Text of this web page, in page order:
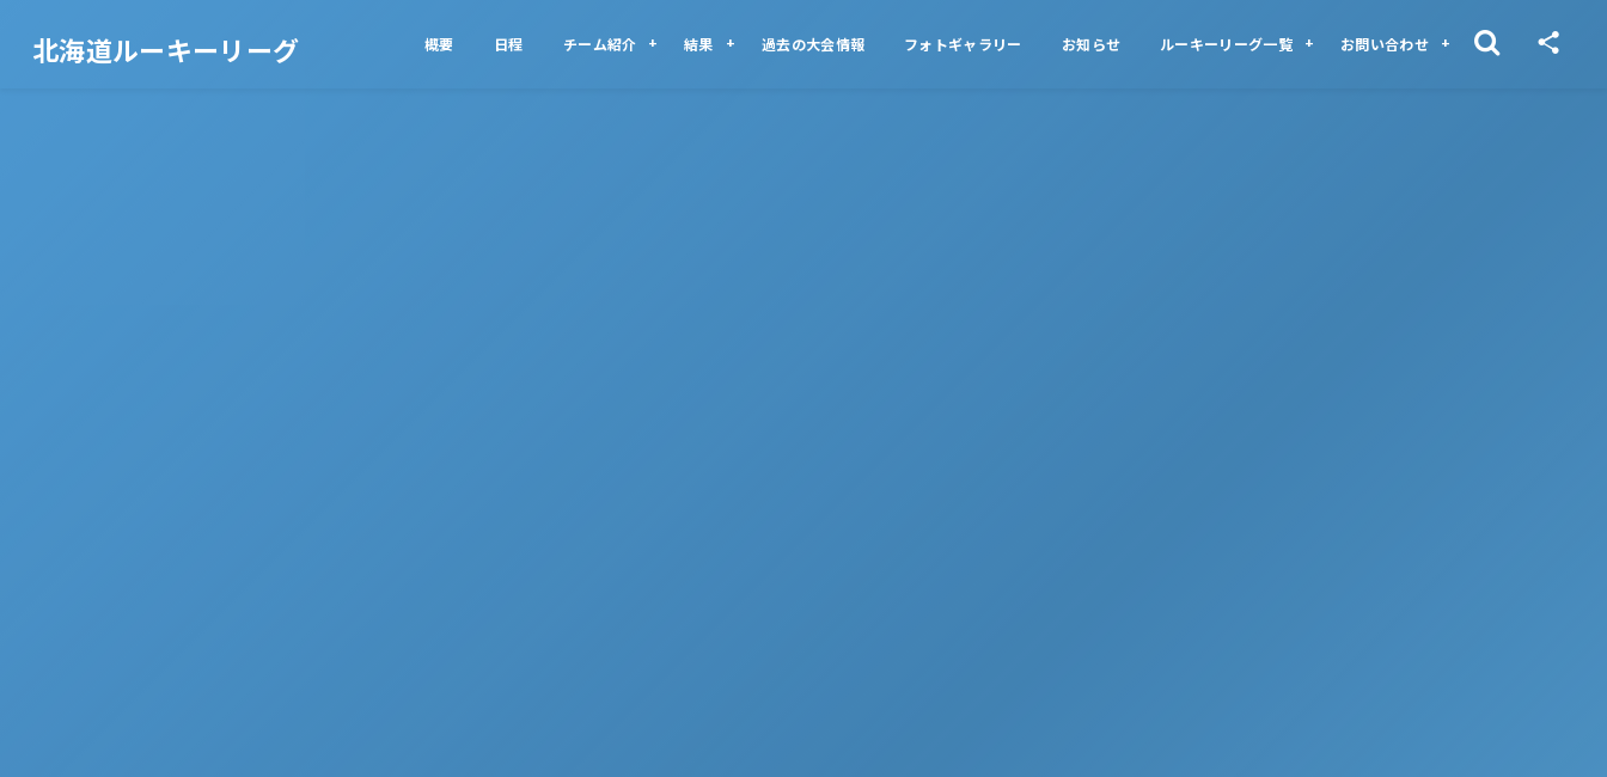
北海道ルーキーリーグ 概要 日程 チーム紹介 結果 過去の大会情報 フォトギャラリー お知らせ ルーキーリーグ一覧 お問い合わせ